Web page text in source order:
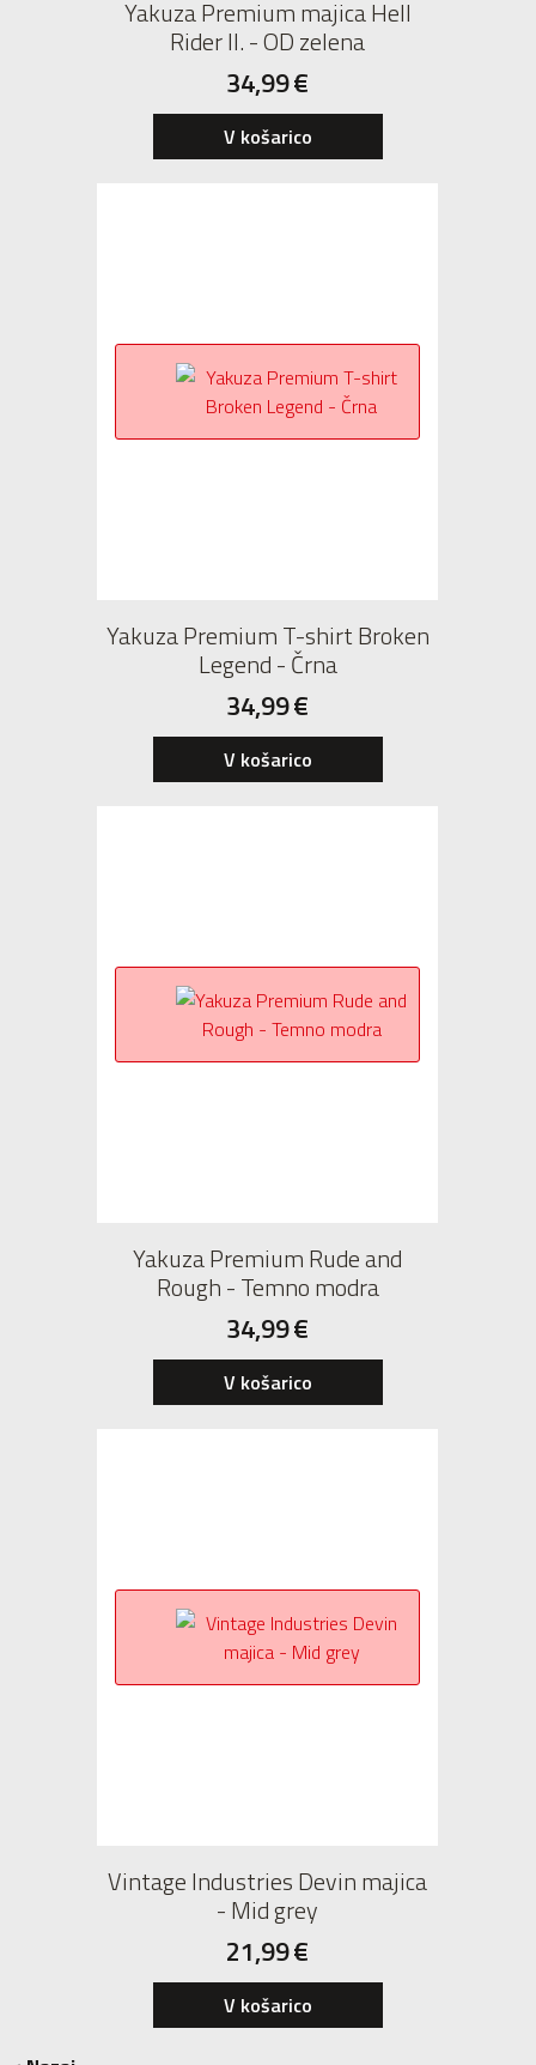
Yakuza Premium majica Hell
Rider II. - OD zelena
34,99€
V košarico
Yakuza Premium T-shirt Broken
Legend - Črna
34,99€
V košarico
Yakuza Premium Rude and
Rough - Temno modra
34,99€
V košarico
Vintage Industries Devin majica
- Mid grey
21,99€
V košarico